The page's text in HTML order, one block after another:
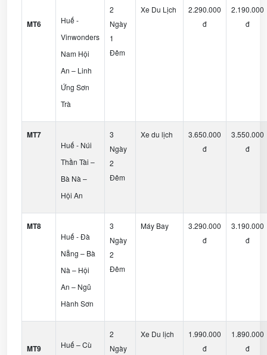
MT6
Huế -
Vinwonders
Nam Hội
An – Linh
Ứng Sơn
Trà
2
Ngày
1
Đêm
Xe Du Lịch
2.290.000
đ
2.190.000
đ
MT7
Huế - Núi
Thần Tài –
Bà Nà –
Hội An
3
Ngày
2
Đêm
Xe du lịch
3.650.000
đ
3.550.000
đ
MT8
Huế - Đà
Nẵng – Bà
Nà – Hội
An – Ngũ
Hành Sơn
3
Ngày
2
Đêm
Máy Bay
3.290.000
đ
3.190.000
đ
MT9
Huế – Cù
2
Ngày
Xe Du lịch
1.990.000
đ
1.890.000
đ